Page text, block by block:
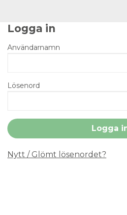
Logga in
Användarnamn
Lösenord
Nytt / Glömt lösenordet?